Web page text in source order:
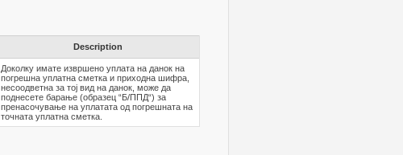
Description
Доколку имате извршено уплата на данок на
погрешна уплатна сметка и приходна шифра,
несоодветна за тој вид на данок, може да
поднесете барање (образец “Б/ППД“) за
пренасочување на уплатата од погрешната на
точната уплатна сметка.